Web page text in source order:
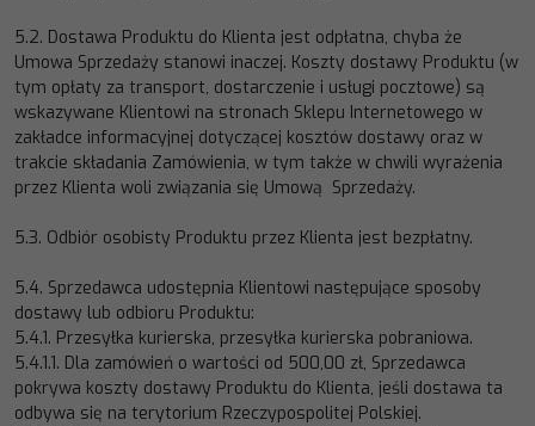
5.2. Dostawa Produktu do Klienta jest odpłatna, chyba że
Umowa Sprzedaży stanowi inaczej. Koszty dostawy Produktu (w
tym opłaty za transport, dostarczenie i usługi pocztowe) są
wskazywane Klientowi na stronach Sklepu Internetowego w
zakładce informacyjnej dotyczącej kosztów dostawy oraz w
trakcie składania Zamówienia, w tym także w chwili wyrażenia
przez Klienta woli związania się Umową Sprzedaży.
5.3. Odbiór osobisty Produktu przez Klienta jest bezpłatny.
5.4. Sprzedawca udostępnia Klientowi następujące sposoby
dostawy lub odbioru Produktu:
5.4.1. Przesyłka kurierska, przesyłka kurierska pobraniowa.
5.4.1.1. Dla zamówień o wartości od 500,00 zł, Sprzedawca
pokrywa koszty dostawy Produktu do Klienta, jeśli dostawa ta
odbywa się na terytorium Rzeczypospolitej Polskiej.